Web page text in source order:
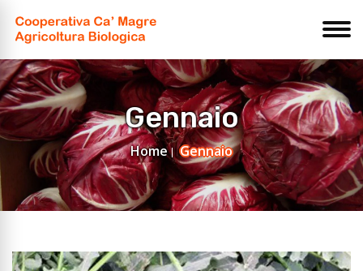
Gennaio
Home Gennaio